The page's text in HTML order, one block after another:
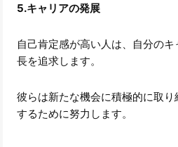
5.キャリアの発展
自己肯定感が高い人は、自分の
長を追求します。
彼らは新たな機会に積極的に取
するために努力します。